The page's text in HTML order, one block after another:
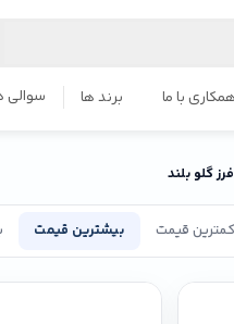
همکاری با ما برند ها سوالی
فرز گلو بلند
کمترین قیمت بیشترین قیمت